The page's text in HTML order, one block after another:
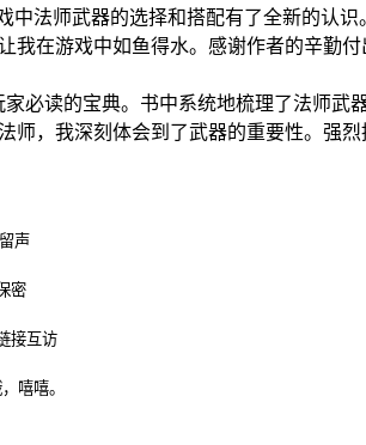
法师武器的选择和搭配有了全新的认
在游戏中如鱼得水。感谢作者的辛勤
必读的宝典。书中系统地梳理了法师
，我深刻体会到了武器的重要性。强
声
密
接互访
嘻嘻。